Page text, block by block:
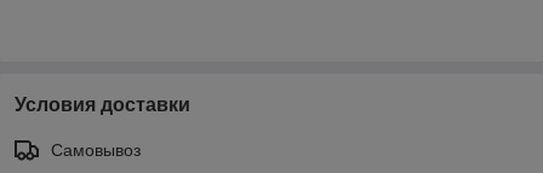
Условия доставки
Самовывоз